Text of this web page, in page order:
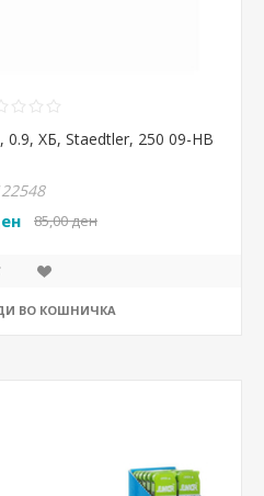
ХБ, Staedtler, 250 09-HB
85,00 ден
ВО КОШНИЧКА